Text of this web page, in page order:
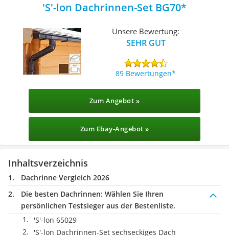
'S'-lon Dachrinnen-Set BG70
Unsere Bewertung:
SEHR GUT
89 Bewertungen
Zum Angebot »
Zum Ebay-Angebot »
Inhaltsverzeichnis
Dachrinne Vergleich 2026
Die besten Dachrinnen: Wählen Sie Ihren
persönlichen Testsieger aus der Bestenliste.
'S'-lon ‎65029
'S'-lon Dachrinnen-Set sechseckiges Dach